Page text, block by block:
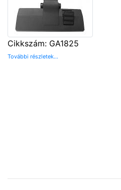
Cikkszám: GA1825
További részletek...